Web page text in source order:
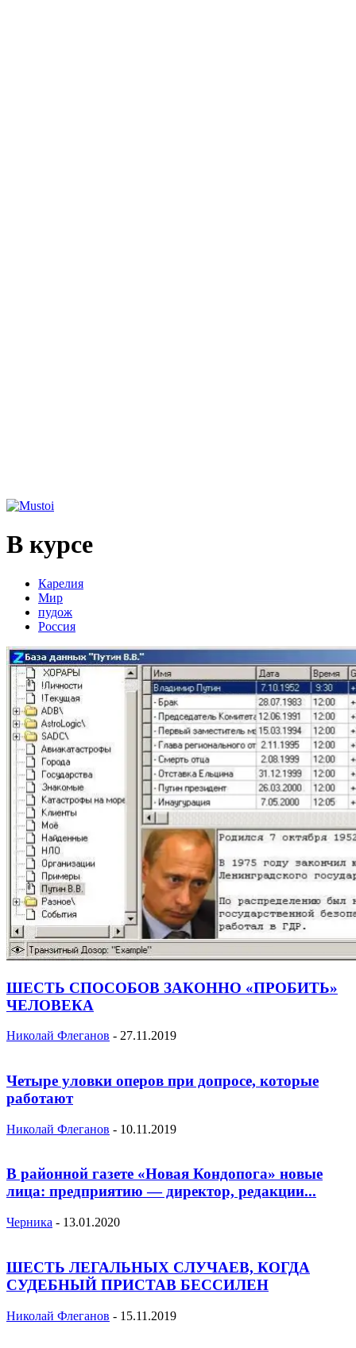
В курсе
Карелия
Мир
пудож
Россия
ШЕСТЬ СПОСОБОВ ЗАКОННО «ПРОБИТЬ»
ЧЕЛОВЕКА
Николай Флеганов - 27.11.2019
Четыре уловки оперов при допросе, которые
работают
Николай Флеганов - 10.11.2019
В районной газете «Новая Кондопога» новые
лица: предприятию — директор, редакции...
Черника - 13.01.2020
ШЕСТЬ ЛЕГАЛЬНЫХ СЛУЧАЕВ, КОГДА
СУДЕБНЫЙ ПРИСТАВ БЕССИЛЕН
Николай Флеганов - 15.11.2019